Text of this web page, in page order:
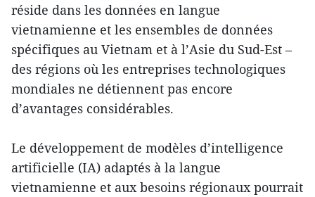
réside dans les données en langue
vietnamienne et les ensembles de données
spécifiques au Vietnam et à l’Asie du Sud-Est –
des régions où les entreprises technologiques
mondiales ne détiennent pas encore
d’avantages considérables.
Le développement de modèles d’intelligence
artificielle (IA) adaptés à la langue
vietnamienne et aux besoins régionaux pourrait